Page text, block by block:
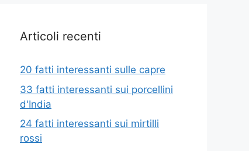
Articoli recenti
20 fatti interessanti sulle capre
33 fatti interessanti sui porcellini
d'India
24 fatti interessanti sui mirtilli
rossi